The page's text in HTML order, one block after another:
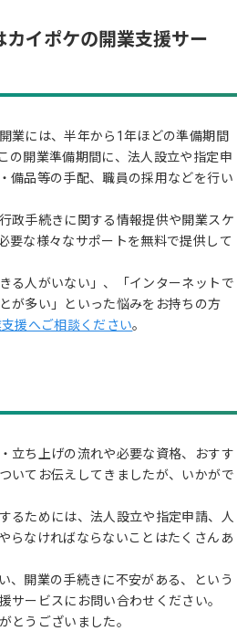
イポケの開業支援サー
業には、半年から1年ほどの準備期間
の開業準備期間に、法人設立や指定申
備品等の手配、職員の採用などを行い
政手続きに関する情報提供や開業スケ
要な様々なサポートを無料で提供して
る人がいない」、「インターネットで
が多い」といった悩みをお持ちの方
援へご相談ください。
立ち上げの流れや必要な資格、おすす
いてお伝えしてきましたが、いかがで
るためには、法人設立や指定申請、人
らなければならないことはたくさんあ
、開業の手続きに不安がある、という
サービスにお問い合わせください。
とうございました。